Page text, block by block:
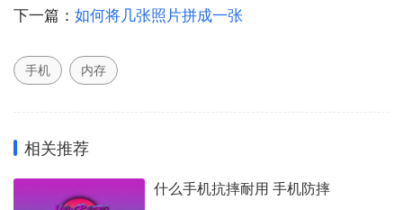
下一篇： 如何将几张照片拼成一张
手机 内存
相关推荐
什么手机抗摔耐用 手机防摔